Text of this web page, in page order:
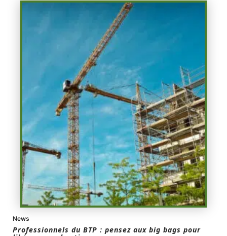
News
Professionnels du BTP : pensez aux big bags pour